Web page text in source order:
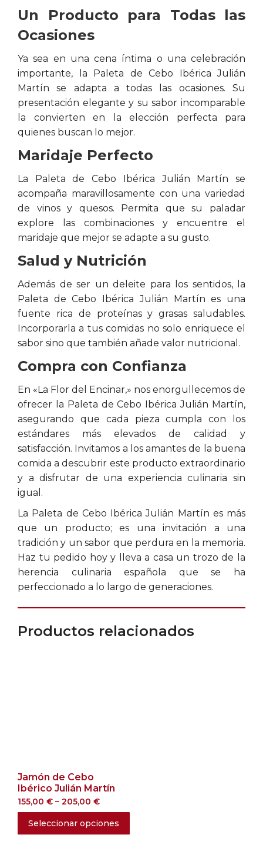
Un Producto para Todas las
Ocasiones
Ya sea en una cena íntima o una celebración
importante, la Paleta de Cebo Ibérica Julián
Martín se adapta a todas las ocasiones. Su
presentación elegante y su sabor incomparable
la convierten en la elección perfecta para
quienes buscan lo mejor.
Maridaje Perfecto
La Paleta de Cebo Ibérica Julián Martín se
acompaña maravillosamente con una variedad
de vinos y quesos. Permita que su paladar
explore las combinaciones y encuentre el
maridaje que mejor se adapte a su gusto.
Salud y Nutrición
Además de ser un deleite para los sentidos, la
Paleta de Cebo Ibérica Julián Martín es una
fuente rica de proteínas y grasas saludables.
Incorporarla a tus comidas no solo enriquece el
sabor sino que también añade valor nutricional.
Compra con Confianza
En «La Flor del Encinar,» nos enorgullecemos de
ofrecer la Paleta de Cebo Ibérica Julián Martín,
asegurando que cada pieza cumpla con los
estándares más elevados de calidad y
satisfacción. Invitamos a los amantes de la buena
comida a descubrir este producto extraordinario
y a disfrutar de una experiencia culinaria sin
igual.
La Paleta de Cebo Ibérica Julián Martín es más
que un producto; es una invitación a una
tradición y un sabor que perdura en la memoria.
Haz tu pedido hoy y lleva a casa un trozo de la
herencia culinaria española que se ha
perfeccionado a lo largo de generaciones.
Productos relacionados
Jamón de Cebo
Ibérico Julián Martín
155,00 € – 205,00 €
Seleccionar opciones